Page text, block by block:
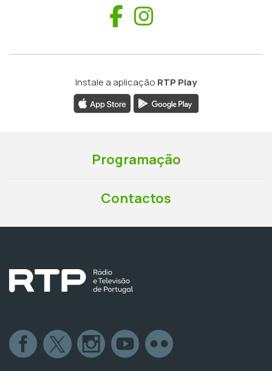
Facebook
Instale a aplicação RTP Play
Programação
Contactos